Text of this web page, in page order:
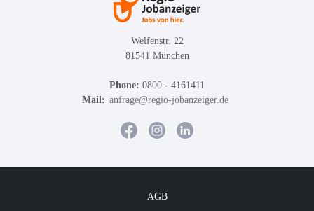
Welfenstr. 22
81541 München
Phone: 0800 - 4161411
Mail: anfrage@regio-jobanzeiger.de
AGB